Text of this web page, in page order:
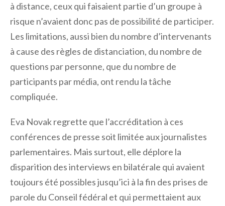
à distance, ceux qui faisaient partie d’un groupe à
risque n’avaient donc pas de possibilité de participer.
Les limitations, aussi bien du nombre d’intervenants
à cause des règles de distanciation, du nombre de
questions par personne, que du nombre de
participants par média, ont rendu la tâche
compliquée.
Eva Novak regrette que l’accréditation à ces
conférences de presse soit limitée aux journalistes
parlementaires. Mais surtout, elle déplore la
disparition des interviews en bilatérale qui avaient
toujours été possibles jusqu’ici à la fin des prises de
parole du Conseil fédéral et qui permettaient aux